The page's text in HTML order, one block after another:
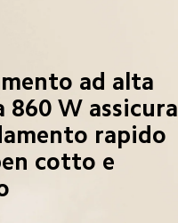
ad alta
860 W assicura
rapido
cotto e